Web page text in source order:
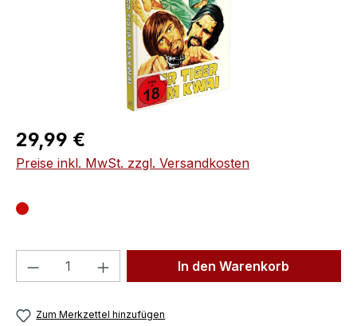
Regulärer Preis:
29,99 €
Preise inkl. MwSt. zzgl. Versandkosten
Produkt Anzahl: Gib denIn den Warenkorb
Zum Merkzettel hinzufügen